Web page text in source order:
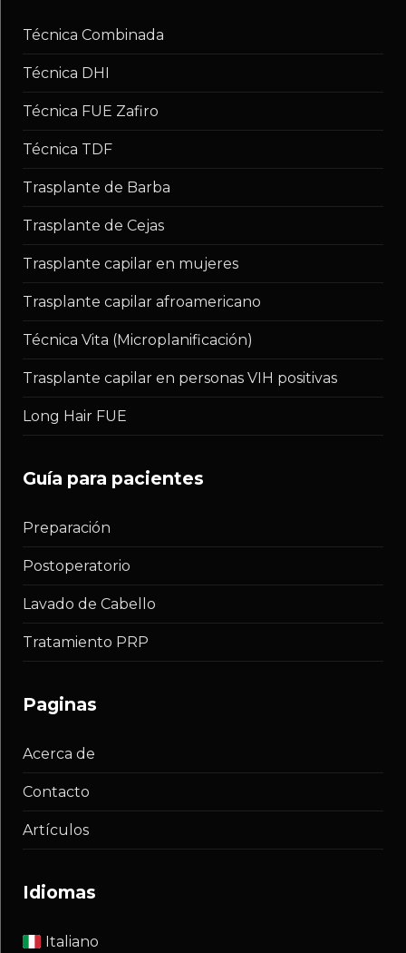
Técnica Combinada
Técnica DHI
Técnica FUE Zafiro
Técnica TDF
Trasplante de Barba
Trasplante de Cejas
Trasplante capilar en mujeres
Trasplante capilar afroamericano
Técnica Vita (Microplanificación)
Trasplante capilar en personas VIH positivas
Long Hair FUE
guía para pacientes
Preparación
Postoperatorio
Lavado de Cabello
Tratamiento PRP
paginas
Acerca de
Contacto
Artículos
idiomas
Italiano